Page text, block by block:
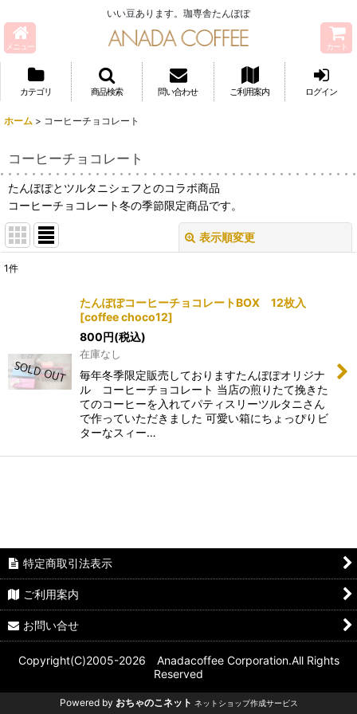
いい豆あります。珈専舎たんぽぽ
メニュー カート
カテゴリ 商品検索 問い合わせ ご利用案内 ログイン
ホーム > コーヒーチョコレート
コーヒーチョコレート
たんぽぽとツルタニシェフとのコラボ商品
コーヒーチョコレート冬の季節限定商品です。
表示順変更
絞り込む
1件
たんぽぽコーヒーチョコレートBOX 12枚入
[coffee choco12]
800円(税込)
在庫なし
毎年冬季限定販売しておりますたんぽぽオリジナ
ル コーヒーチョコレート 当店の煎りたて挽きた
てのコーヒーを入れてパティスリーツルタニさん
で作っていただきました 可愛い箱にちょっぴりビ
ターなスィー…
特定商取引法表示
ご利用案内
お問い合せ
Copyright(C)2005-2026 Anadacoffee Corporation.All Rights
Reserved
Powered by おちゃのこネット ネットショップ作成サービス